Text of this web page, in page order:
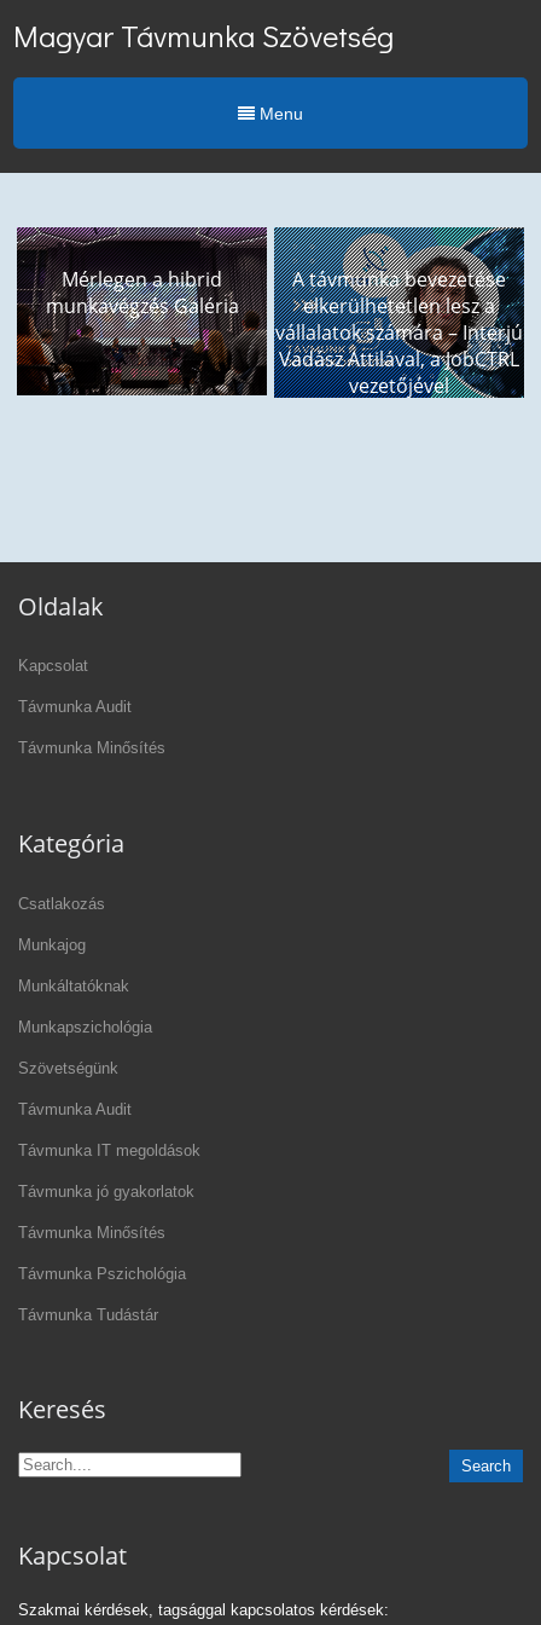
Magyar Távmunka Szövetség
Menu
Mérlegen a hibrid
munkavégzés Galéria
A távmunka bevezetése
elkerülhetetlen lesz a
vállalatok számára – Interjú
Vadász Attilával, a JobCTRL
vezetőjével
Oldalak
Kapcsolat
Távmunka Audit
Távmunka Minősítés
Kategória
Csatlakozás
Munkajog
Munkáltatóknak
Munkapszichológia
Szövetségünk
Távmunka Audit
Távmunka IT megoldások
Távmunka jó gyakorlatok
Távmunka Minősítés
Távmunka Pszichológia
Távmunka Tudástár
Keresés
Kapcsolat
Szakmai kérdések, tagsággal kapcsolatos kérdések: